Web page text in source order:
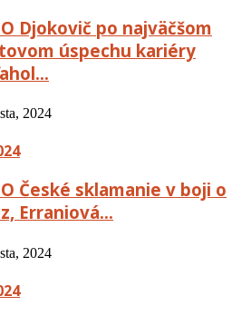
Djokovič po najväčšom
úspechu kariéry
2024
České sklamanie v boji o
Erraniová…
2024